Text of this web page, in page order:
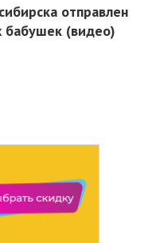
отправлен
бабушек (видео)